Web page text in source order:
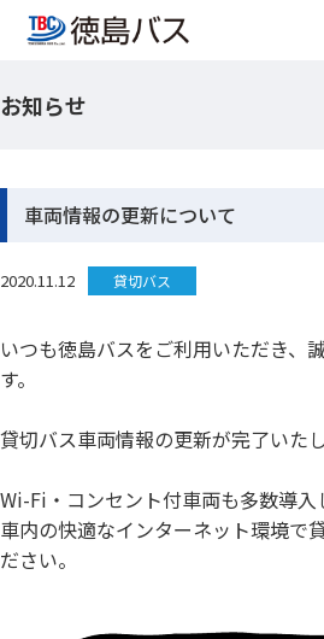
路線バス
お忘れ物のお問い合わせ
よくあるご質問
お問い合わせ
お知らせ
車両情報の更新について
2020.11.12 貸切バス
いつも徳島バスをご利用いただき、
す。
貸切バス車両情報の更新が完了いた
Wi-Fi・コンセント付車両も多数導入
車内の快適なインターネット環境で
ださい。